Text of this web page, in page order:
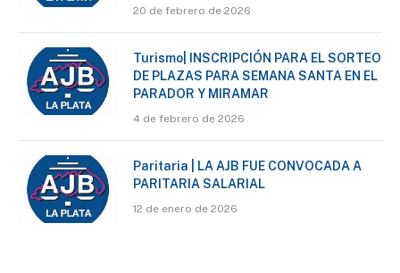
20 de febrero de 2026
Turismo| INSCRIPCIÓN PARA EL SORTEO
DE PLAZAS PARA SEMANA SANTA EN EL
PARADOR Y MIRAMAR
4 de febrero de 2026
Paritaria | LA AJB FUE CONVOCADA A
PARITARIA SALARIAL
12 de enero de 2026